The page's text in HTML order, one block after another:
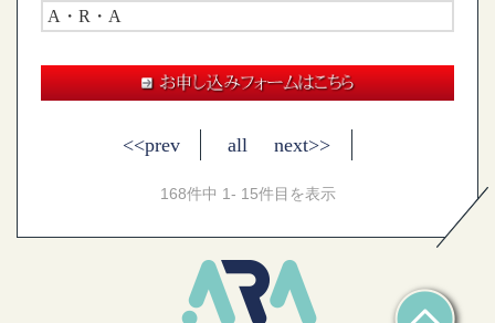
A・R・A
<<prev all next>>
168件中 1- 15件目を表示